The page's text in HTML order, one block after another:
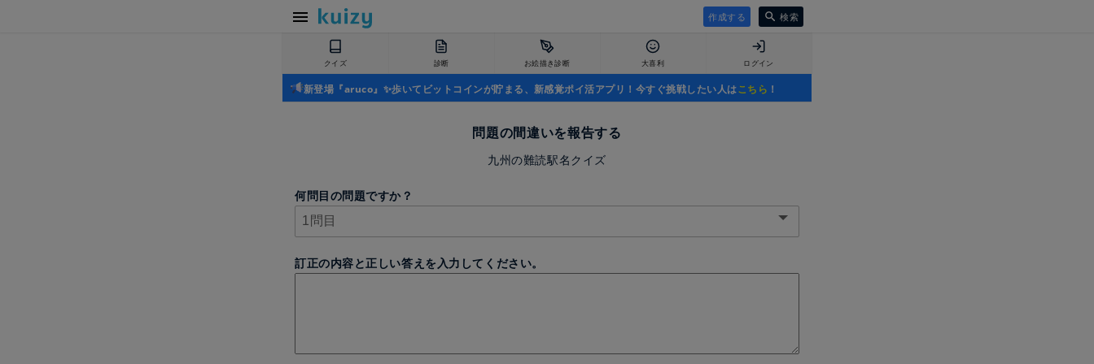
作成する 検索
クイズ 診断 お絵描き診断 大喜利 ログイン
新登場『aruco』✨歩いてビットコインが貯まる、新感覚ポイ活アプリ！今すぐ挑戦したい人はこちら ！
問題の間違いを報告する
九州の難読駅名クイズ
何問目の問題ですか？
訂正の内容と正しい答えを入力してください。